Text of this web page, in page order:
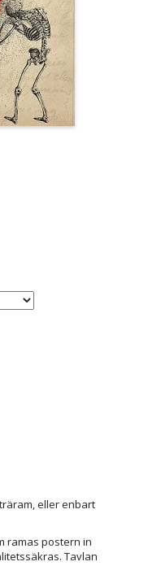
eller enbart
ramas postern in
Tavlan